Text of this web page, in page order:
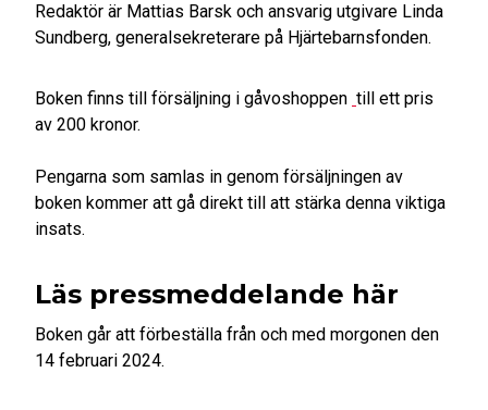
Redaktör är Mattias Barsk och ansvarig utgivare Linda
Sundberg, generalsekreterare på Hjärtebarnsfonden.
Boken finns till försäljning i gåvoshoppen till ett pris
av 200 kronor.
Pengarna som samlas in genom försäljningen av
boken kommer att gå direkt till att stärka denna viktiga
insats.
Läs pressmeddelande här
Boken går att förbeställa från och med morgonen den
14 februari 2024.